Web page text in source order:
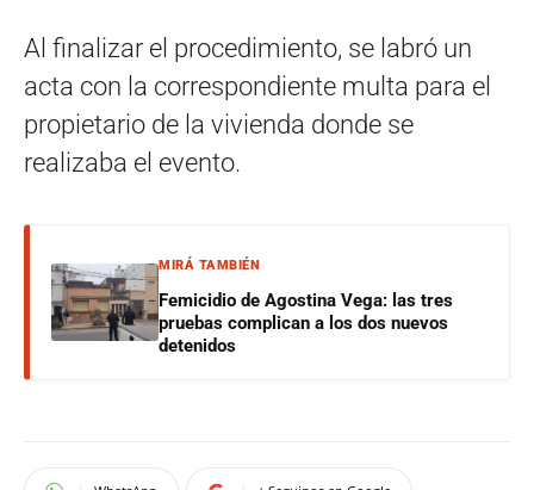
Al finalizar el procedimiento, se labró un
acta con la correspondiente multa para el
propietario de la vivienda donde se
realizaba el evento.
MIRÁ TAMBIÉN
Femicidio de Agostina Vega: las tres
pruebas complican a los dos nuevos
detenidos